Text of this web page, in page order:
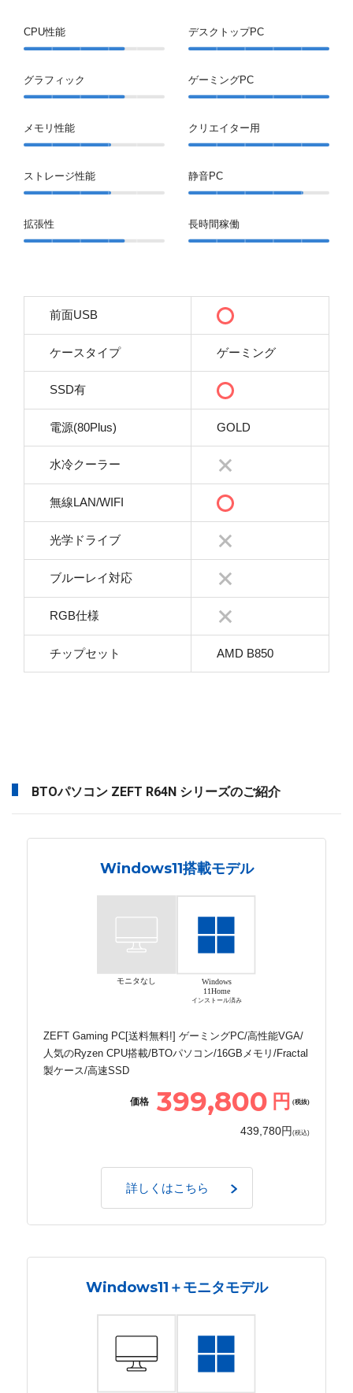
CPU性能
グラフィック
メモリ性能
ストレージ性能
拡張性
デスクトップPC
ゲーミングPC
クリエイター用
静音PC
長時間稼働
前面USB
ケースタイプ ゲーミング
SSD有
電源(80Plus) GOLD
水冷クーラー
無線LAN/WIFI
光学ドライブ
ブルーレイ対応
RGB仕様
チップセット AMD B850
BTOパソコン ZEFT R64N シリーズのご紹介
Windows11搭載モデル
モニタなし
Windows
11Home
インストール済み
ZEFT Gaming PC[送料無料!] ゲーミングPC/高性能VGA/
人気のRyzen CPU搭載/BTOパソコン/16GBメモリ/Fractal
製ケース/高速SSD
価格 399,800 円 (税抜)
439,780円 (税込)
詳しくはこちら
Windows11＋モニタモデル